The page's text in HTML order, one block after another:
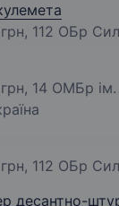
, 112 ОБр
, 14 ОМБр
, 112 ОБр
десантно-